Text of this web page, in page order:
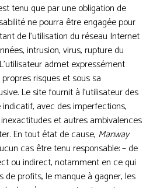
tenu que par une obligation de
ne pourra être engagée pour
de l’utilisation du réseau Internet
intrusion, virus, rupture du
admet expressément
risques et sous sa
Le site fournit à l’utilisateur des
avec des imperfections,
et autres ambivalences
En tout état de cause, Manway
cas être tenu responsable: – de
ou indirect, notamment en ce qui
de profits, le manque à gagner, les